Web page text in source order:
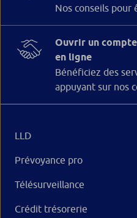
Nos conseils pour
Ouvrir un
en ligne
Bénéficiez des
appuyant sur nos
LLD
Prévoyance pro
Télésurveillance
Crédit trésorerie